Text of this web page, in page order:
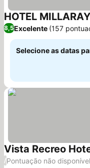
HOTEL
8,5Excelente (157
Selecione as datas
Vista Recreo
/Pontuação não disponível